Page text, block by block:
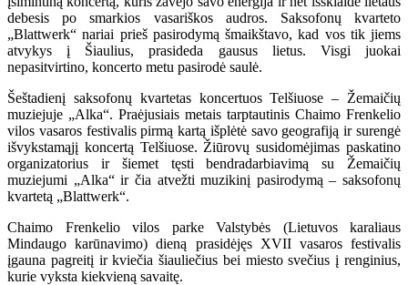
debesis po smarkios vasariškos audros. Saksofonų kvarteto
„Blattwerk“ nariai prieš pasirodymą šmaikštavo, kad vos tik jiems
atvykys į Šiaulius, prasideda gausus lietus. Visgi juokai
nepasitvirtino, koncerto metu pasirodė saulė.
Šeštadienį saksofonų kvartetas koncertuos Telšiuose – Žemaičių
muziejuje „Alka“. Praėjusiais metais tarptautinis Chaimo Frenkelio
vilos vasaros festivalis pirmą kartą išplėtė savo geografiją ir surengė
išvykstamąjį koncertą Telšiuose. Žiūrovų susidomėjimas paskatino
organizatorius ir šiemet tęsti bendradarbiavimą su Žemaičių
muziejumi „Alka“ ir čia atvežti muzikinį pasirodymą – saksofonų
kvartetą „Blattwerk“.
Chaimo Frenkelio vilos parke Valstybės (Lietuvos karaliaus
Mindaugo karūnavimo) dieną prasidėjęs XVII vasaros festivalis
įgauna pagreitį ir kviečia šiauliečius bei miesto svečius į renginius,
kurie vyksta kiekvieną savaitę.